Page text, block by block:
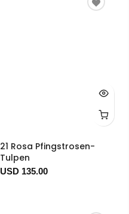
21 Rosa Pfingstrosen-
Tulpen
USD 135.00